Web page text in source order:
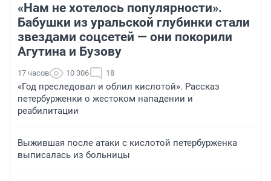
«Нам не хотелось популярности».
Бабушки из уральской глубинки стали
звездами соцсетей — они покорили
Агутина и Бузову
17 часов 10 306 18
«Год преследовал и облил кислотой». Рассказ
петербурженки о жестоком нападении и
реабилитации
Выжившая после атаки с кислотой петербурженка
выписалась из больницы